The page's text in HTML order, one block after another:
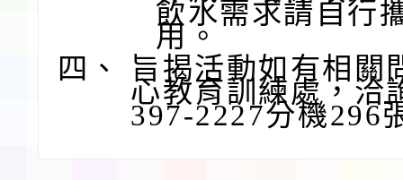
飲水需求請自行
用。
四、
旨揭活動如有相關
心教育訓練處，洽
397-2227分機296